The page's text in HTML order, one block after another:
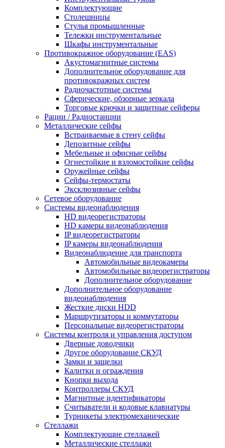
Комплектующие
Столешницы
Стулья промышленные
Тележки инструментальные
Шкафы инструментальные
Противокражное оборудование (EAS)
Акустомагнитные системы
Дополнительное оборудование для
противокражных систем
Радиочастотные системы
Сферические, обзорные зеркала
Торговые крючки и защитные сейферы
Рации / Радиостанции
Металлические сейфы
Встраиваемые в стену сейфы
Депозитные сейфы
Мебельные и офисные сейфы
Огнестойкие и взломостойкие сейфы
Оружейные сейфы
Сейфы-термостаты
Эксклюзивные сейфы
Сетевое оборудование
Системы видеонаблюдения
HD видеорегистраторы
HD камеры видеонаблюдения
IP видеорегистраторы
IP камеры видеонаблюдения
Видеонаблюдение для транспорта
Автомобильные видеокамеры
Автомобильные видеорегистраторы
Дополнительное оборудование
Дополнительное оборудование
видеонаблюдения
Жесткие диски HDD
Маршрутизаторы и коммутаторы
Персональные видеорегистраторы
Системы контроля и управления доступом
Дверные доводчики
Другое оборудование СКУД
Замки и защелки
Калитки и ограждения
Кнопки выхода
Контроллеры СКУД
Магнитные идентификаторы
Считыватели и кодовые клавиатуры
Турникеты электромеханические
Стеллажи
Комплектующие стеллажей
Металлические стеллажи